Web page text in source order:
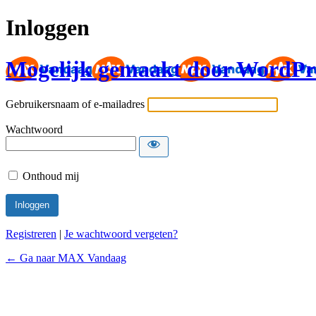
Inloggen
Mogelijk gemaakt door
Gebruikersnaam of e-mailadres
Wachtwoord
Onthoud mij
Registreren | Je wachtwoord vergeten?
← Ga naar MAX Vandaag